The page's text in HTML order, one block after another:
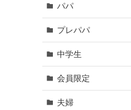
パパ
プレパパ
中学生
会員限定
夫婦